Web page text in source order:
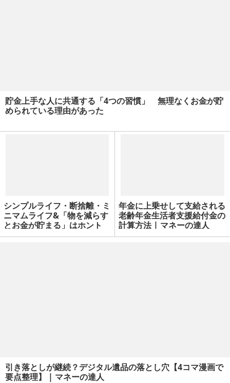
貯金上手な人に共通する「4つの習慣」 無理なくお金が貯
められている理由があった
シンプルライフ・断捨離・ミ
ニマムライフ&「物を減らす
とお金が貯まる」はホント
か？
年金に上乗せして支給される
老齢年金生活者支援給付金の
計算方法 | マネーの達人
引き落としが継続？デジタル遺品の落とし穴【4コマ漫画で
要点整理】 | マネーの達人